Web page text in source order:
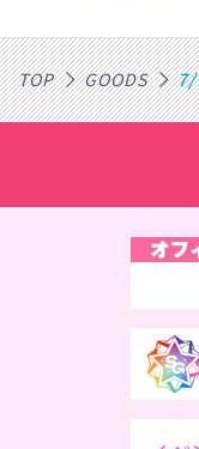
TOP GOODS 7/